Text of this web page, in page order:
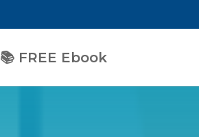
📚 FREE Ebook